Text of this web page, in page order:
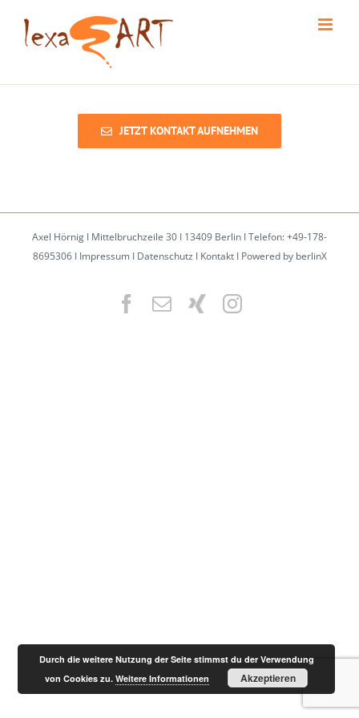
JETZT KONTAKT AUFNEHMEN
Axel Hörnig I Mittelbruchzeile 30 I 13409 Berlin I Telefon: +49-178-
8695306 I ImpressumI Datenschutz I KontaktI Powered by berlinX
Facebook
EmailXING Instagram
Durch die weitere Nutzung der Seite stimmst du der Verwendung
von Cookies zu.Weitere Informationen Akzeptieren